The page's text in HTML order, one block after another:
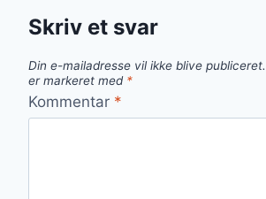
Skriv et svar
Din e-mailadresse vil ikke blive publiceret.
er markeret med *
Kommentar *